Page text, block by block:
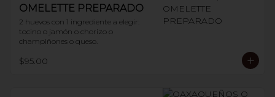
OMELETTE PREPARADO
2 huevos con 1 ingrediente a elegir:
tocino o jamón o chorizo o
champiñones o queso.
$95.00